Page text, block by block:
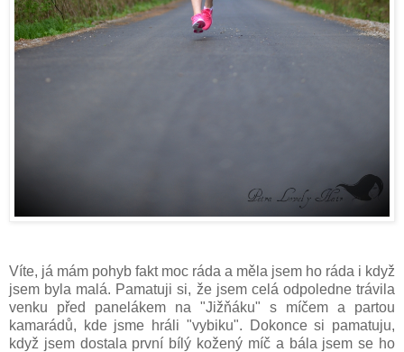
Víte, já mám pohyb fakt moc ráda a měla jsem ho ráda i když
jsem byla malá. Pamatuji si, že jsem celá odpoledne trávila
venku před panelákem na "Jižňáku" s míčem a partou
kamarádů, kde jsme hráli "vybiku". Dokonce si pamatuju,
když jsem dostala první bílý kožený míč a bála jsem se ho